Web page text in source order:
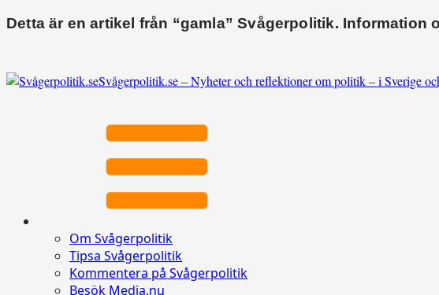
Detta är en artikel från “gamla” Svågerpolitik. Information
Svågerpolitik.se – Nyheter och reflektioner om politik – i Sverige
Om Svågerpolitik
Tipsa Svågerpolitik
Kommentera på Svågerpolitik
Besök Media.nu